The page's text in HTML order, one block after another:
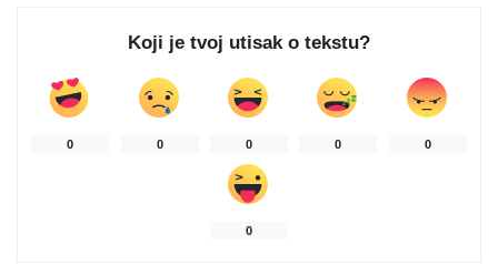
Koji je tvoj utisak o tekstu?
0 0 0 0 0
0